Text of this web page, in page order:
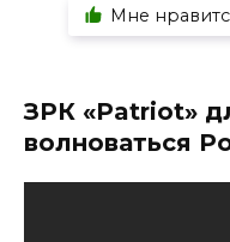
Мне
ЗРК «Patriot»
волноваться